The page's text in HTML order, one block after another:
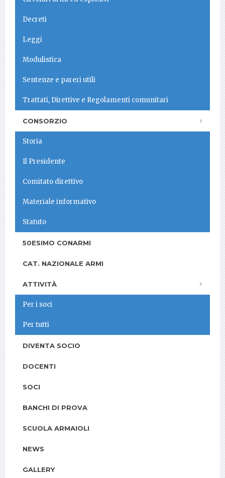
Decreti
Leggi
Modulistica
Sentenze e pareri utili
Trattati, Direttive e Regolamenti comunitari
CONSORZIO
Storia
Il Presidente
Comitato direttivo
Materiale informativo
Statuto
50ESIMO CONARMI
CAT. NAZIONALE ARMI
ATTIVITÀ
Per i soci
Per tutti
DIVENTA SOCIO
DOCENTI
SOCI
BANCHI DI PROVA
SCUOLA ARMAIOLI
NEWS
GALLERY